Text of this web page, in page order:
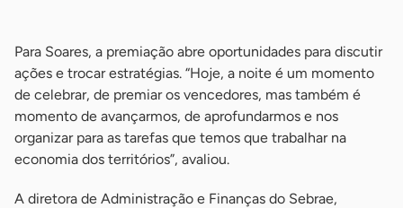
Para Soares, a premiação abre oportunidades para discutir
ações e trocar estratégias. “Hoje, a noite é um momento
de celebrar, de premiar os vencedores, mas também é
momento de avançarmos, de aprofundarmos e nos
organizar para as tarefas que temos que trabalhar na
economia dos territórios”, avaliou.
A diretora de Administração e Finanças do Sebrae,